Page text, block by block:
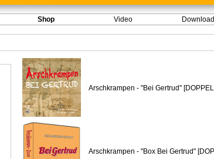
Shop Video
Arschkrampen - "Bei Gertrud"
Arschkrampen - "Box Bei Gertrud"